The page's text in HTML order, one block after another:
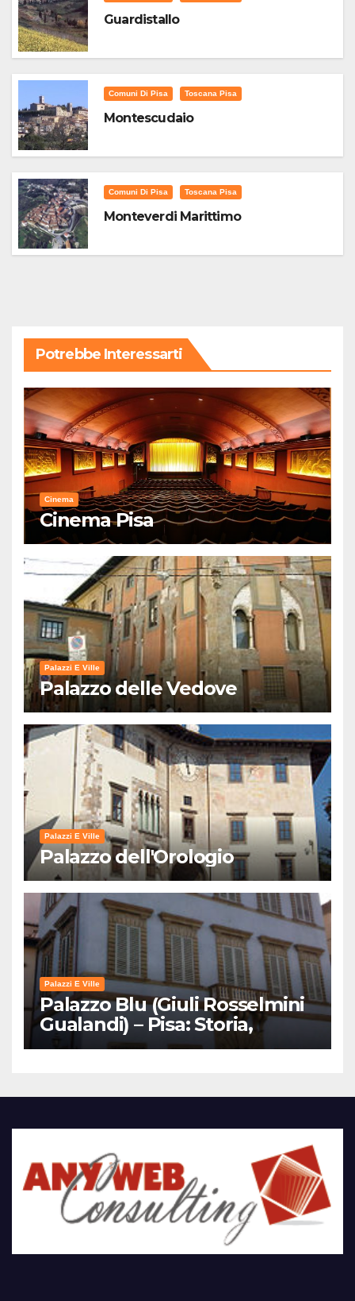
Guardistallo
Comuni Di Pisa Toscana Pisa
Montescudaio
Comuni Di Pisa Toscana Pisa
Monteverdi Marittimo
Potrebbe Interessarti
Cinema
Cinema Pisa
Palazzi E Ville
Palazzo delle Vedove
Palazzi E Ville
Palazzo dell'Orologio
Palazzi E Ville
Palazzo Blu (Giuli Rosselmini
Gualandi) – Pisa: Storia,
Mostre e Info Visita